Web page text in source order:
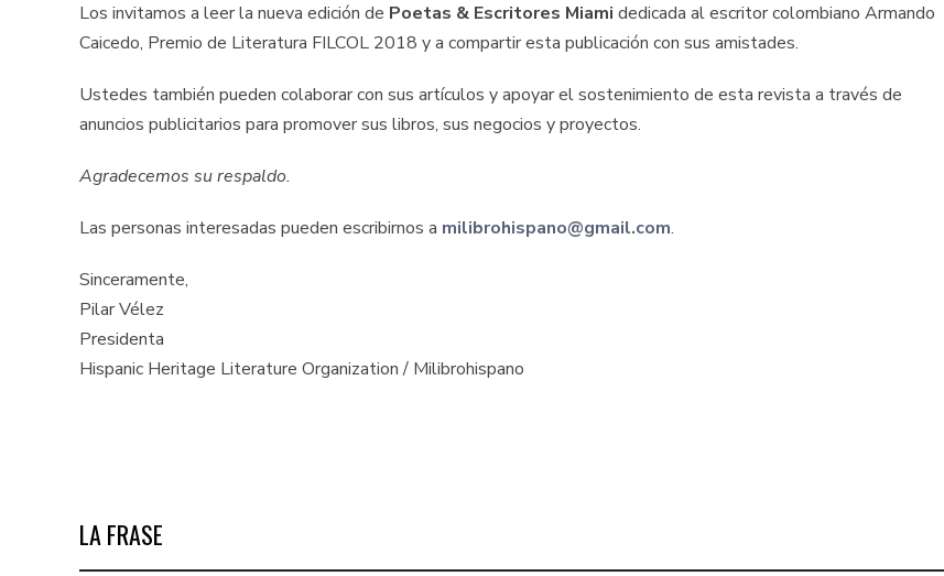
Los invitamos a leer la nueva edición de Poetas & Escritores Miami dedicada al escritor colombiano Armando
Caicedo, Premio de Literatura FILCOL 2018 y a compartir esta publicación con sus amistades.
Ustedes también pueden colaborar con sus artículos y apoyar el sostenimiento de esta revista a través de
anuncios publicitarios para promover sus libros, sus negocios y proyectos.
Agradecemos su respaldo.
Las personas interesadas pueden escribirnos a milibrohispano@gmail.com.
Sinceramente,
Pilar Vélez
Presidenta
Hispanic Heritage Literature Organization / Milibrohispano
LA FRASE